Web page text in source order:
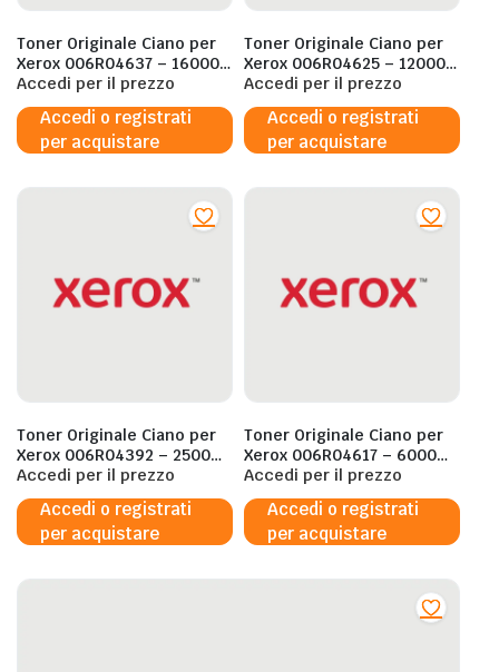
Toner Originale Ciano per
Xerox 006R04637 – 16000
Pagine al 5%
Accedi per il prezzo
Accedi o registrati
per acquistare
Toner Originale Ciano per
Xerox 006R04625 – 12000
Pagine al 5%
Accedi per il prezzo
Accedi o registrati
per acquistare
Toner Originale Ciano per
Xerox 006R04392 – 2500
Pagine al 5%
Accedi per il prezzo
Accedi o registrati
per acquistare
Toner Originale Ciano per
Xerox 006R04617 – 6000
Pagine al 5%
Accedi per il prezzo
Accedi o registrati
per acquistare